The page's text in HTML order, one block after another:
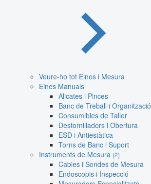
Veure-ho tot Eines i Mesura
Eines Manuals
Alicates i Pinces
Banc de Treball i Organització
Consumibles de Taller
Destornilladors i Obertura
ESD i Antiestàtica
Torns de Banc i Suport
Instruments de Mesura (2)
Cables i Sondes de Mesura
Endoscopis i Inspecció